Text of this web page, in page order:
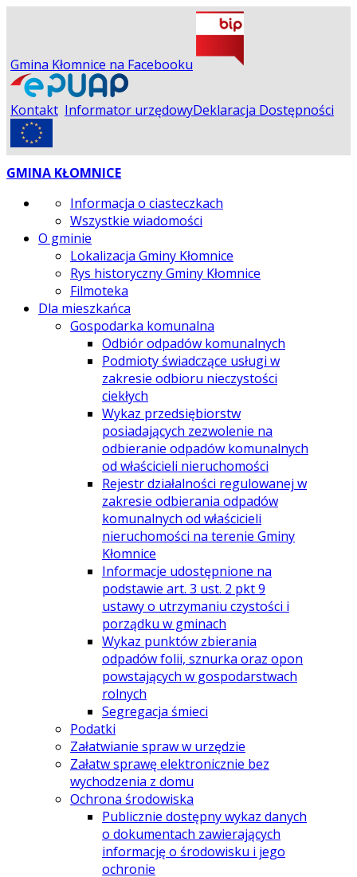
Gmina Kłomnice na Facebooku
Kontakt Informator urzędowyDeklaracja Dostępności
GMINA KŁOMNICE
Informacja o ciasteczkach
Wszystkie wiadomości
O gminie
Lokalizacja Gminy Kłomnice
Rys historyczny Gminy Kłomnice
Filmoteka
Dla mieszkańca
Gospodarka komunalna
Odbiór odpadów komunalnych
Podmioty świadczące usługi w
zakresie odbioru nieczystości
ciekłych
Wykaz przedsiębiorstw
posiadających zezwolenie na
odbieranie odpadów komunalnych
od właścicieli nieruchomości
Rejestr działalności regulowanej w
zakresie odbierania odpadów
komunalnych od właścicieli
nieruchomości na terenie Gminy
Kłomnice
Informacje udostępnione na
podstawie art. 3 ust. 2 pkt 9
ustawy o utrzymaniu czystości i
porządku w gminach
Wykaz punktów zbierania
odpadów folii, sznurka oraz opon
powstających w gospodarstwach
rolnych
Segregacja śmieci
Podatki
Załatwianie spraw w urzędzie
Załatw sprawę elektronicznie bez
wychodzenia z domu
Ochrona środowiska
Publicznie dostępny wykaz danych
o dokumentach zawierających
informację o środowisku i jego
ochronie